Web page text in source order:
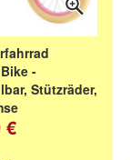
-
Stützräder,
,14 Zoll
€